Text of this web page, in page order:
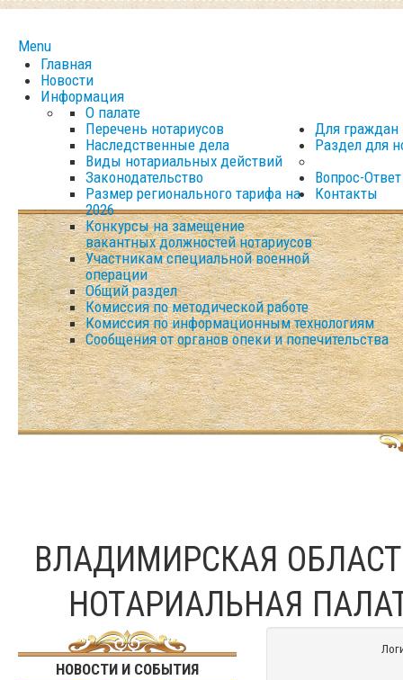
Menu
Главная
Новости
Информация
О палате
Перечень нотариусов
Наследственные дела
Виды нотариальных действий
Законодательство
Размер регионального тарифа на
2026
Конкурсы на замещение
вакантных должностей нотариусов
Участникам специальной военной
операции
Для граждан
Раздел для
Общий раздел
Комиссия по методической работе
Комиссия по информационным технологиям
Сообщения от органов опеки и попечительства
Вопрос-Ответ
Контакты
ВЛАДИМИРСКАЯ
НОТАРИАЛЬНАЯ
НОВОСТИ И СОБЫТИЯ